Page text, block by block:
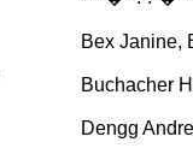
Bex Janine,
Buchacher
Dengg